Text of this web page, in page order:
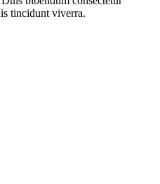
tincidunt viverra.